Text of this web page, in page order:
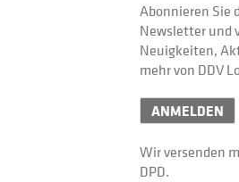
Abonnieren Sie
Newsletter und
Neuigkeiten,
mehr von DDV
ANMELDEN
Wir versenden
DPD.